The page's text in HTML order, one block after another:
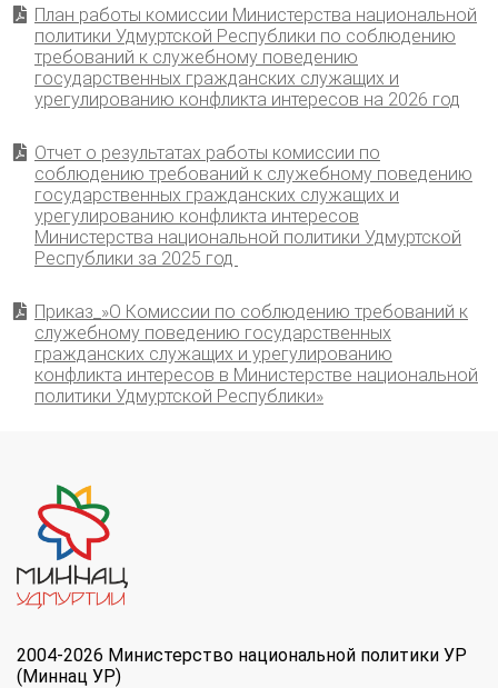
План работы комиссии Министерства национальной
политики Удмуртской Республики по соблюдению
требований к служебному поведению
государственных гражданских служащих и
урегулированию конфликта интересов на 2026 год
Отчет о результатах работы комиссии по
соблюдению требований к служебному поведению
государственных гражданских служащих и
урегулированию конфликта интересов
Министерства национальной политики Удмуртской
Республики за 2025 год
Приказ_»О Комиссии по соблюдению требований к
служебному поведению государственных
гражданских служащих и урегулированию
конфликта интересов в Министерстве национальной
политики Удмуртской Республики»
2004-2026 Министерство национальной политики УР
(Миннац УР)